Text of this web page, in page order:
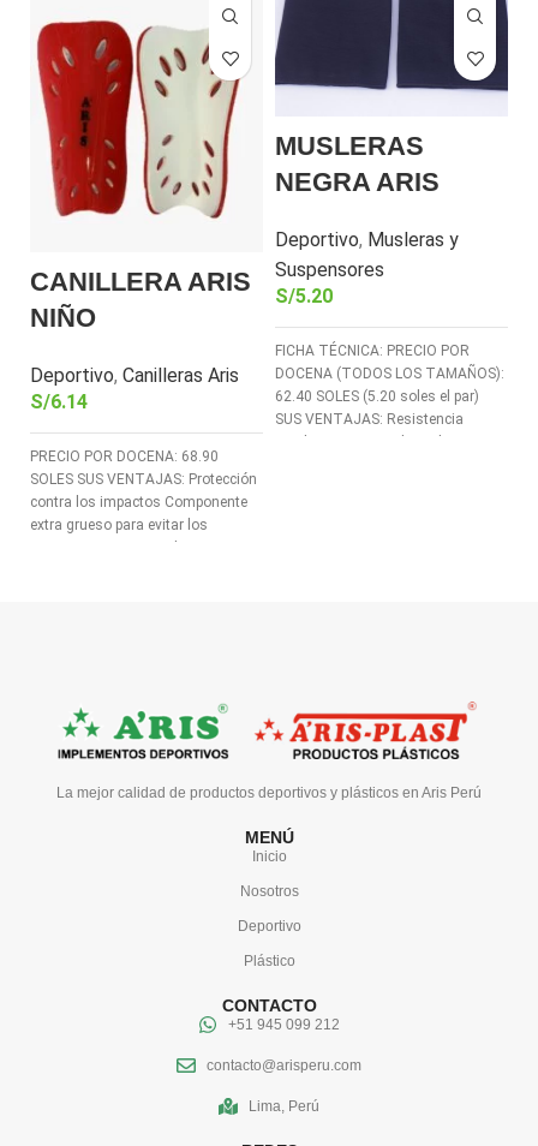
CANILLERA ARIS
NIÑO
Deportivo, Canilleras Aris
S/6.14
PRECIO POR DOCENA: 68.90
SOLES SUS VENTAJAS: Protección
contra los impactos Componente
extra grueso para evitar los
MUSLERAS
NEGRA ARIS
Deportivo, Musleras y
Suspensores
S/5.20
FICHA TÉCNICA: PRECIO POR
DOCENA (TODOS LOS TAMAÑOS):
62.40 SOLES (5.20 soles el par)
SUS VENTAJAS: Resistencia
La mejor calidad de productos deportivos y plásticos en Aris Perú
MENÚ
Inicio
Nosotros
Deportivo
Plástico
CONTACTO
+51 945 099 212
contacto@arisperu.com
Lima, Perú